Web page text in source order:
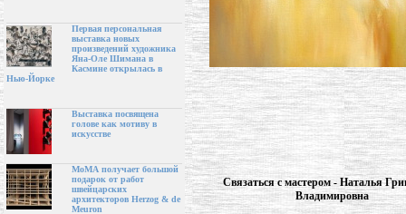
Первая персональная
выставка новых
произведений художника
Яна-Оле Шимана в
Касмине открылась в
Нью-Йорке
Выставка посвящена
голове как мотиву в
искусстве
МоМА получает большой
подарок от работ
швейцарских
архитекторов Herzog & de
Meuron
Связаться с мастером - Наталья
Владимировна